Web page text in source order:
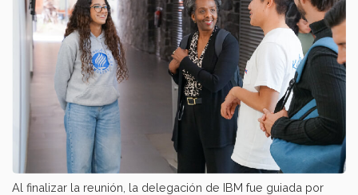
Al finalizar la reunión, la delegación de IBM fue guiada por